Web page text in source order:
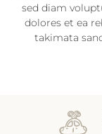
sed diam
dolores et ea
takimata